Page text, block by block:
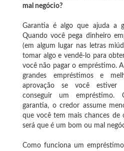
mal negócio?
Garantia é algo que ajuda a
Quando você pega dinheiro
(em algum lugar nas letras
tomar algo e vendê-lo para
você não pagar o empréstimo.
grandes empréstimos e
aprovação se você estiver
conseguir um empréstimo.
garantia, o credor assume
que você tem mais chances de
será que é um bom ou mal
Como funciona um